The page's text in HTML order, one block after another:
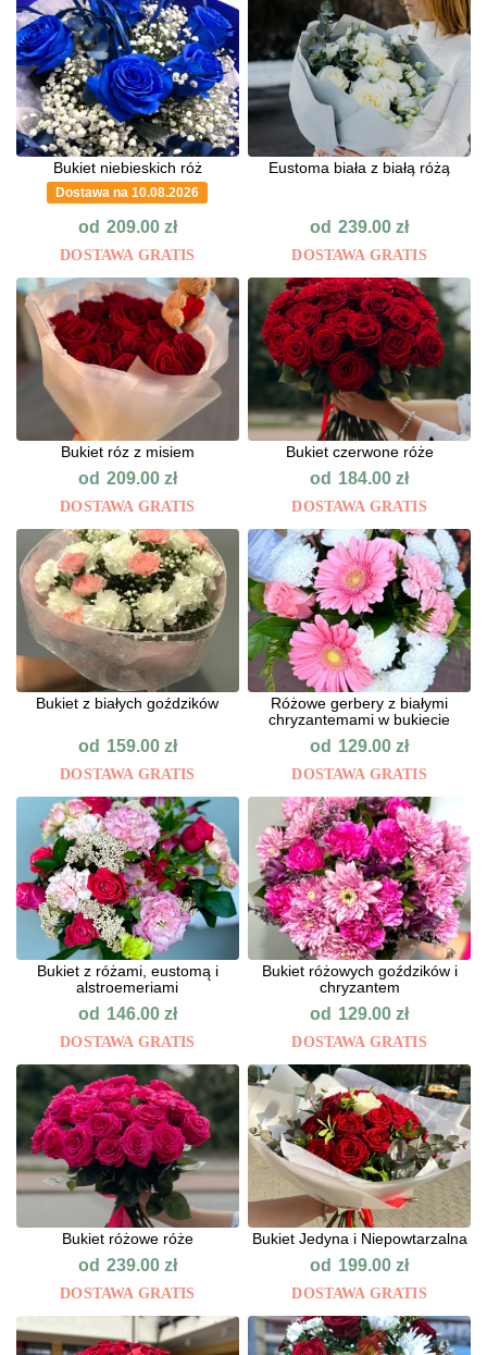
Bukiet niebieskich róż
Dostawa na 10.08.2026
od 209.00 zł
DOSTAWA GRATIS
Eustoma biała z białą różą
od 239.00zł
DOSTAWA GRATIS
Bukiet róz z misiem
od 209.00 zł
DOSTAWA GRATIS
Bukiet czerwone róże
od 184.00zł
DOSTAWA GRATIS
Bukiet z białych goździków
od 159.00 zł
DOSTAWA GRATIS
Różowe gerbery z białymi
chryzantemami w bukiecie
od 129.00zł
DOSTAWA GRATIS
Bukiet z różami, eustomą i
alstroemeriami
od 146.00 zł
DOSTAWA GRATIS
Bukiet różowych goździków i
chryzantem
od 129.00zł
DOSTAWA GRATIS
Bukiet różowe róże
od 239.00 zł
DOSTAWA GRATIS
Bukiet Jedyna i Niepowtarzalna
od 199.00zł
DOSTAWA GRATIS